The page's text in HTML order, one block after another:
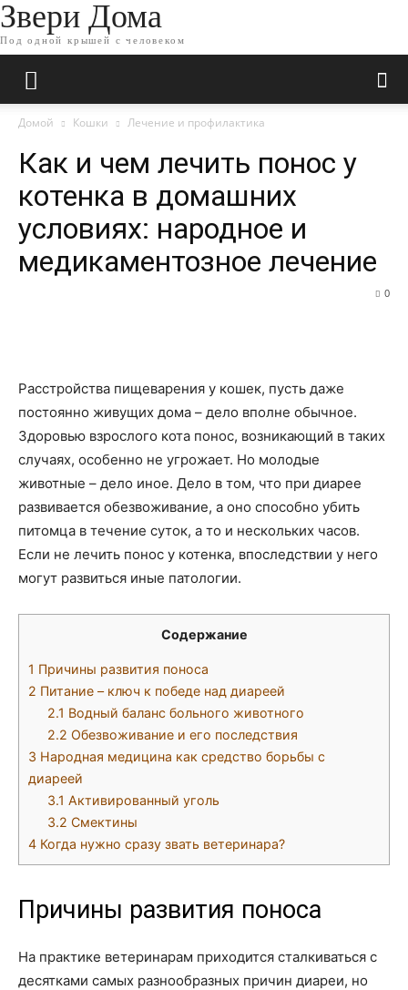
Звери Дома
Под одной крышей с человеком
Домой Кошки Лечение и профилактика
Как и чем лечить понос у
котенка в домашних
условиях: народное и
медикаментозное лечение
0
Расстройства пищеварения у кошек, пусть даже
постоянно живущих дома – дело вполне обычное.
Здоровью взрослого кота понос, возникающий в таких
случаях, особенно не угрожает. Но молодые
животные – дело иное. Дело в том, что при диарее
развивается обезвоживание, а оно способно убить
питомца в течение суток, а то и нескольких часов.
Если не лечить понос у котенка, впоследствии у него
могут развиться иные патологии.
Содержание
1 Причины развития поноса
2 Питание – ключ к победе над диареей
2.1 Водный баланс больного животного
2.2 Обезвоживание и его последствия
3 Народная медицина как средство борьбы с
диареей
3.1 Активированный уголь
3.2 Смектины
4 Когда нужно сразу звать ветеринара?
Причины развития поноса
На практике ветеринарам приходится сталкиваться с
десятками самых разнообразных причин диареи, но